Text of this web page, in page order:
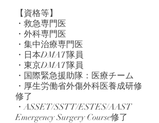
【資格等】
・救急専門医
・外科専門医
・集中治療専門医
・日本DMAT隊員
・東京DMAT隊員
・国際緊急援助隊：医療チーム
・厚生労働省外傷外科医養成研修
修了
・ASSET/SSTT/ESTES/AAST
Emergency Surgery Course修了